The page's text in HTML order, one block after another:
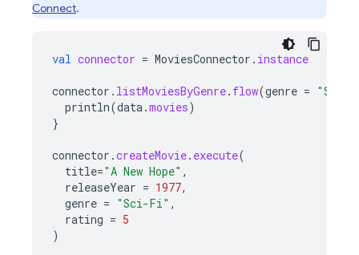
Connect.
val connector = MoviesConnector . instance
connector . listMoviesByGenre. flow(genre = "Sci-
println(data.movies)
}
connector .createMovie. execute(
title="A New Hope" ,
releaseYear = 1977,
genre = "Sci-Fi" ,
rating = 5
)